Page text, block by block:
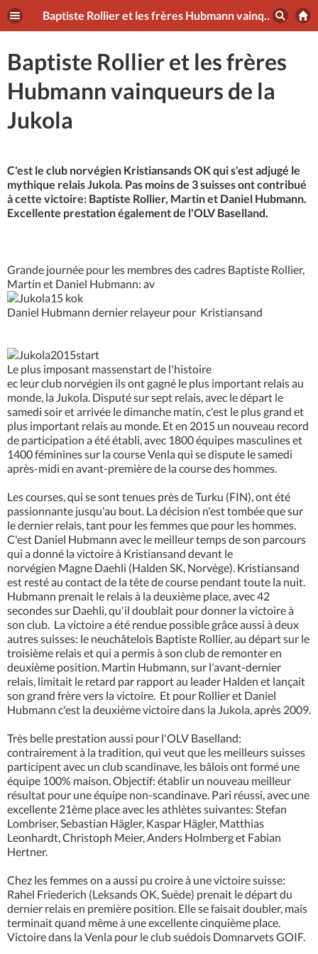
Baptiste Rollier et les frères Hubmann vainqueurs de la Jukola
Baptiste Rollier et les frères
Hubmann vainqueurs de la
Jukola
C'est le club norvégien Kristiansands OK qui s'est adjugé le
mythique relais Jukola. Pas moins de 3 suisses ont contribué
à cette victoire: Baptiste Rollier, Martin et Daniel Hubmann.
Excellente prestation également de l'OLV Baselland.
Grande journée pour les membres des cadres Baptiste Rollier,
Martin et Daniel Hubmann: av
Daniel Hubmann dernier relayeur pour Kristiansand
Le plus imposant massenstart de l'histoire
ec leur club norvégien ils ont gagné le plus important relais au
monde, la Jukola. Disputé sur sept relais, avec le départ le
samedi soir et arrivée le dimanche matin, c'est le plus grand et
plus important relais au monde. Et en 2015 un nouveau record
de participation a été établi, avec 1800 équipes masculines et
1400 féminines sur la course Venla qui se dispute le samedi
après-midi en avant-première de la course des hommes.
Les courses, qui se sont tenues près de Turku (FIN), ont été
passionnante jusqu'au bout. La décision n'est tombée que sur
le dernier relais, tant pour les femmes que pour les hommes.
C'est Daniel Hubmann avec le meilleur temps de son parcours
qui a donné la victoire à Kristiansand devant le
norvégien Magne Daehli (Halden SK, Norvège). Kristiansand
est resté au contact de la tête de course pendant toute la nuit.
Hubmann prenait le relais à la deuxième place, avec 42
secondes sur Daehli, qu'il doublait pour donner la victoire à
son club. La victoire a été rendue possible grâce aussi à deux
autres suisses: le neuchâtelois Baptiste Rollier, au départ sur le
troisième relais et qui a permis à son club de remonter en
deuxième position. Martin Hubmann, sur l'avant-dernier
relais, limitait le retard par rapport au leader Halden et lançait
son grand frère vers la victoire. Et pour Rollier et Daniel
Hubmann c'est la deuxième victoire dans la Jukola, après 2009.
Très belle prestation aussi pour l'OLV Baselland:
contrairement à la tradition, qui veut que les meilleurs suisses
participent avec un club scandinave, les bâlois ont formé une
équipe 100% maison. Objectif: établir un nouveau meilleur
résultat pour une équipe non-scandinave. Pari réussi, avec une
excellente 21ème place avec les athlètes suivantes: Stefan
Lombriser, Sebastian Hägler, Kaspar Hägler, Matthias
Leonhardt, Christoph Meier, Anders Holmberg et Fabian
Hertner.
Chez les femmes on a aussi pu croire à une victoire suisse:
Rahel Friederich (Leksands OK, Suède) prenait le départ du
dernier relais en première position. Elle se faisait doubler, mais
terminait quand même à une excellente cinquième place.
Victoire dans la Venla pour le club suédois Domnarvets GOIF.